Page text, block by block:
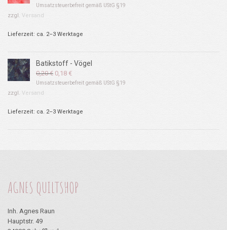
Preis Preis
Umsatzsteuerbefreit gemäß UStG §19
zzgl. Versand
Lieferzeit: ca. 2–3 Werktage
Batikstoff - Vögel
0,20€ Ursprünglicher
Preis
0,18 €Aktueller
Preis
Umsatzsteuerbefreit gemäß UStG §19
zzgl. Versand
Lieferzeit: ca. 2–3 Werktage
AGNES QUILTSHOP
Inh. Agnes Raun
Hauptstr. 49